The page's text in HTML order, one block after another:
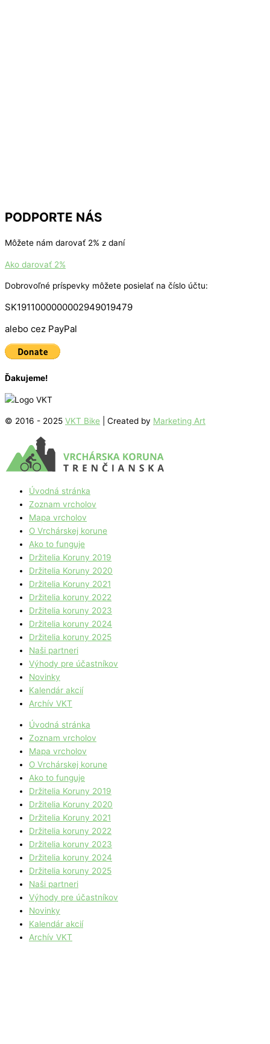
PODPORTE NÁS
Môžete nám darovať 2% z daní
Ako darovať 2%
Dobrovoľné príspevky môžete posielať na číslo účtu:
SK1911000000002949019479
alebo cez PayPal
Ďakujeme!
© 2016 - 2025 VKT Bike | Created by Marketing Art
Úvodná stránka
Zoznam vrcholov
Mapa vrcholov
O Vrchárskej korune
Ako to funguje
Držitelia Koruny 2019
Držitelia Koruny 2020
Držitelia Koruny 2021
Držitelia koruny 2022
Držitelia koruny 2023
Držitelia koruny 2024
Držitelia koruny 2025
Naši partneri
Výhody pre účastníkov
Novinky
Kalendár akcií
Archív VKT
Úvodná stránka
Zoznam vrcholov
Mapa vrcholov
O Vrchárskej korune
Ako to funguje
Držitelia Koruny 2019
Držitelia Koruny 2020
Držitelia Koruny 2021
Držitelia koruny 2022
Držitelia koruny 2023
Držitelia koruny 2024
Držitelia koruny 2025
Naši partneri
Výhody pre účastníkov
Novinky
Kalendár akcií
Archív VKT